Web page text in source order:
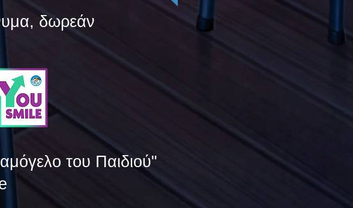
δωρεάν
του Παιδιού"